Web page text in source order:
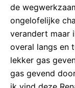
de
ongelofelijke
verandert maar
overal langs en
lekker gas
gas gevend